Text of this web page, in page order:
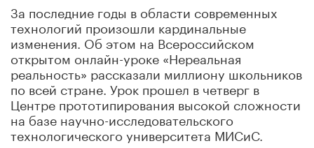
За последние годы в области современных
технологий произошли кардинальные
изменения. Об этом на Всероссийском
открытом онлайн-уроке «Нереальная
реальность» рассказали миллиону школьников
по всей стране. Урок прошел в четверг в
Центре прототипирования высокой сложности
на базе научно-исследовательского
технологического университета МИСиС.